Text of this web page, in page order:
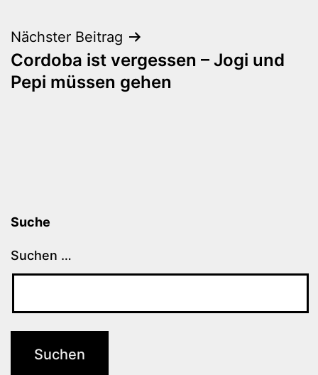
Nächster Beitrag
Cordoba ist vergessen – Jogi und
Pepi müssen gehen
Suche
Suchen …